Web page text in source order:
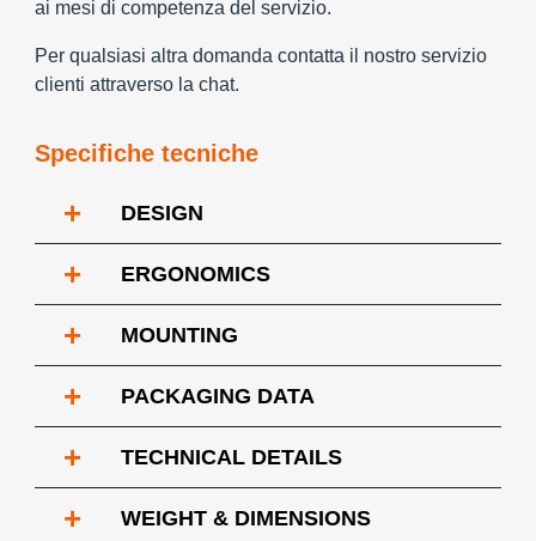
ai mesi di competenza del servizio.
Per qualsiasi altra domanda contatta il nostro servizio
clienti attraverso la chat.
Specifiche tecniche
+ DESIGN
+ ERGONOMICS
+ MOUNTING
+ PACKAGING DATA
+ TECHNICAL DETAILS
+ WEIGHT & DIMENSIONS